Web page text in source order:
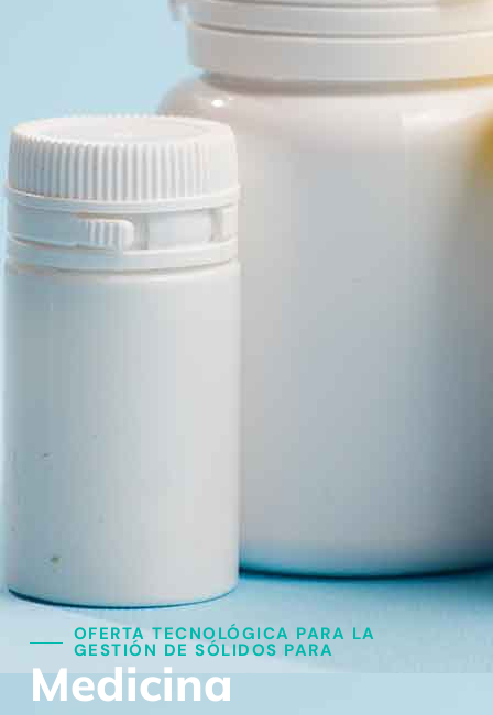
OFERTA TECNOLÓGICA PARA LA
GESTIÓN DE SÓLIDOS PARA​
Medicina